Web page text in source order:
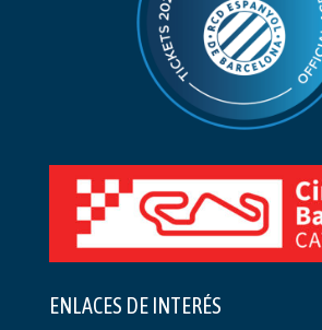
ENLACES DE INTERÉS